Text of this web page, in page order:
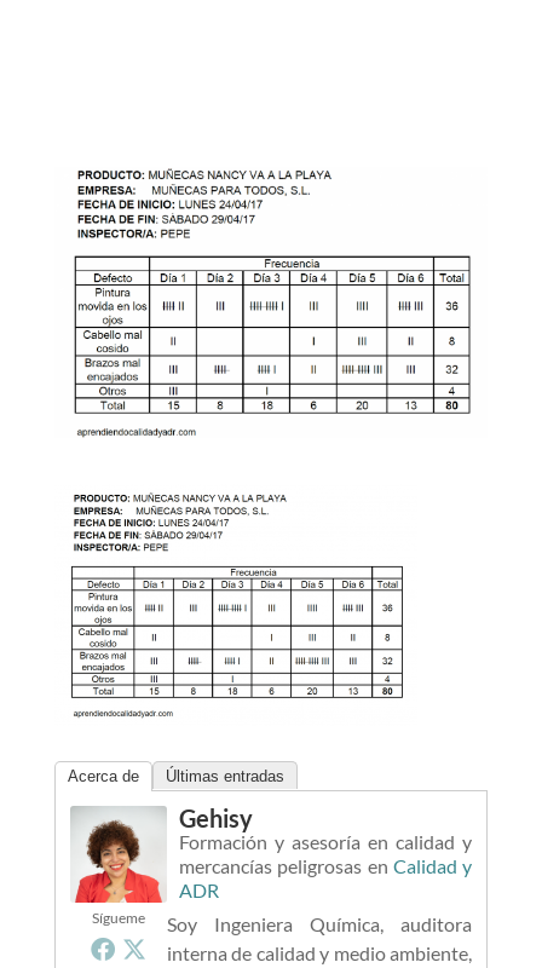
Acerca de Últimas entradas
Sígueme
Gehisy
Formación y asesoría en calidad y
mercancías peligrosas en Calidad y
ADR
Soy Ingeniera Química, auditora
interna de calidad y medio ambiente,